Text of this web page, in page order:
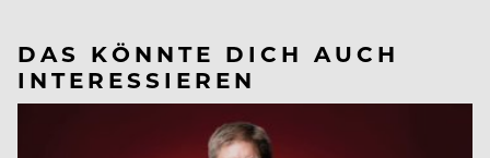
DAS KÖNNTE DICH AUCH
INTERESSIEREN